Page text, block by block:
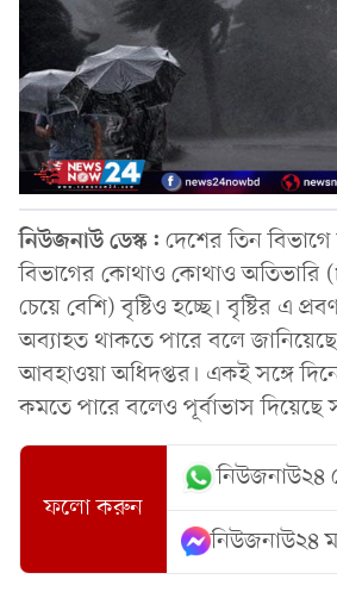
নিউজনাউ ডেস্ক: দেশের তিন
বিভাগের কোথাও কোথাও অতিভারি
চেয়ে বেশি) বৃষ্টিও হচ্ছে। বৃষ্টির এ
অব্যাহত থাকতে পারে বলে
আবহাওয়া অধিদপ্তর। একই সঙ্গে
কমতে পারে বলেও পূর্বাভাস দিয়েছে
ফলো করুন
নিউজনাউ২৪
নিউজনাউ২৪